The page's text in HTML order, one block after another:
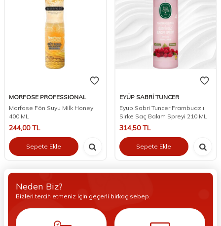
MORFOSE PROFESSIONAL
Morfose Fön Suyu Milk Honey
400 ML
244,00TL
Sepete Ekle
EYÜP SABRİ TUNCER
Eyüp Sabri Tuncer Frambuazlı
Sirke Saç Bakım Spreyi 210 ML
314,50TL
Sepete Ekle
Neden Biz?
Bizleri tercih etmeniz için geçerli birkaç sebep.